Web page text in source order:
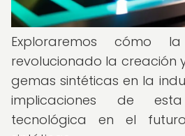
Exploraremos cómo
revolucionado la creación
gemas sintéticas en la
implicaciones de
tecnológica en el